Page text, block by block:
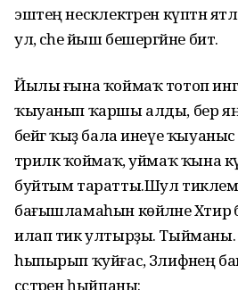
эштең нескәлектәрен күптән
ул, әсәһе йыш бешергәйне бит.
Йылы ғына ҡоймаҡ тотоп ингән
ҡыуанып ҡаршы алды, бер
әбейгә ҡыҙ бала инеүе
тәрилкә ҡоймаҡ, уймаҡ ҡына
буйтым таратты.Шул
бағышламаһын көйләне Хәтирә
илап тик ултырҙы. Тыйманы.
һыпырып ҡуйғас, Зәлифәнең
сәстәрен һыйпаны: